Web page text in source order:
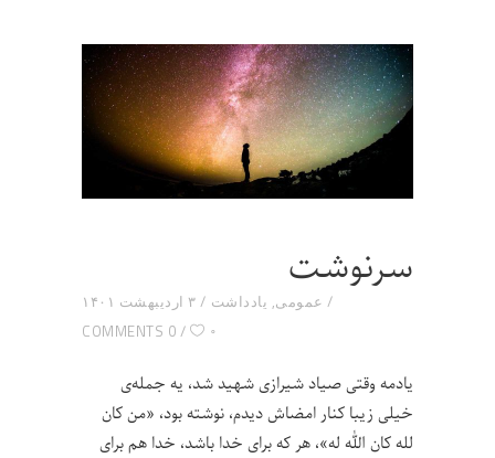
سرنوشت
۳ اردیبهشت ۱۴۰۱ عمومی, یادداشت
0 COMMENTS
۰
یادمه وقتی صیاد شیرازی شهید شد، یه جمله‌ی
خیلی زیبا کنار امضاش دیدم، نوشته بود، «من کان
لله کان الله له»، هر که برای خدا باشد، خدا هم برای